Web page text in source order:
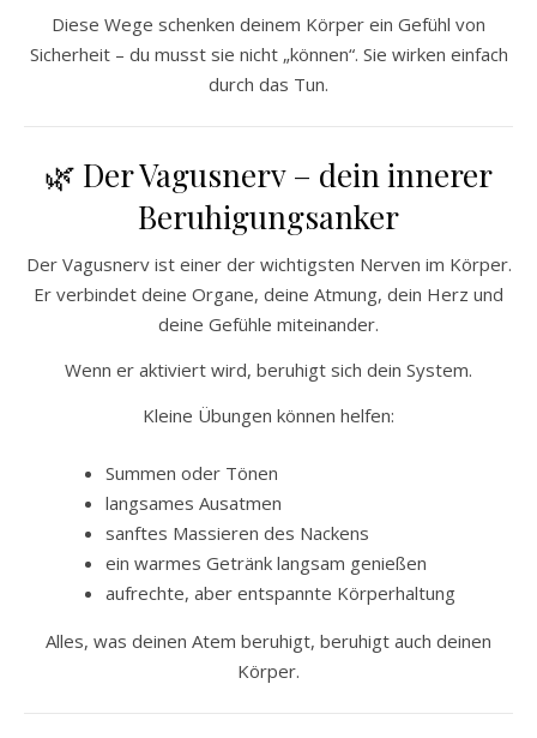
Diese Wege schenken deinem Körper ein Gefühl von
Sicherheit – du musst sie nicht „können“. Sie wirken einfach
durch das Tun.
🌿 Der Vagusnerv – dein innerer
Beruhigungsanker
Der Vagusnerv ist einer der wichtigsten Nerven im Körper.
Er verbindet deine Organe, deine Atmung, dein Herz und
deine Gefühle miteinander.
Wenn er aktiviert wird, beruhigt sich dein System.
Kleine Übungen können helfen:
Summen oder Tönen
langsames Ausatmen
sanftes Massieren des Nackens
ein warmes Getränk langsam genießen
aufrechte, aber entspannte Körperhaltung
Alles, was deinen Atem beruhigt, beruhigt auch deinen
Körper.